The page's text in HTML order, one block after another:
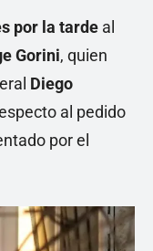
por la tarde al
Gorini, quien
Diego
al pedido
por el